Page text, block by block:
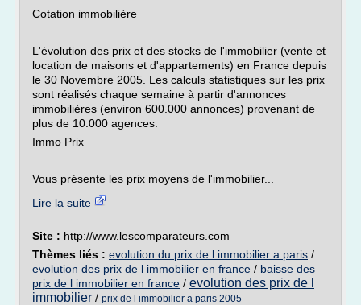
Cotation immobilière
L'évolution des prix et des stocks de l'immobilier (vente et
location de maisons et d'appartements) en France depuis
le 30 Novembre 2005. Les calculs statistiques sur les prix
sont réalisés chaque semaine à partir d'annonces
immobilières (environ 600.000 annonces) provenant de
plus de 10.000 agences.
Immo Prix
Vous présente les prix moyens de l'immobilier...
Lire la suite
Site : http://www.lescomparateurs.com
Thèmes liés : evolution du prix de l immobilier a paris /
evolution des prix de l immobilier en france / baisse des
prix de l immobilier en france / evolution des prix de l
immobilier / prix de l immobilier a paris 2005